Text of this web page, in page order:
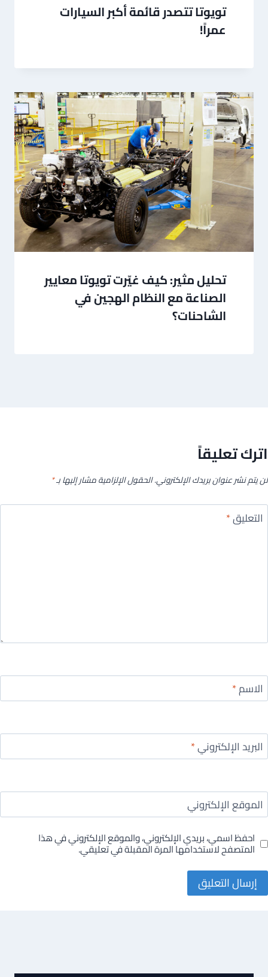
تويوتا تتصدر قائمة أكبر السيارات
عمراً!
تحليل مثير: كيف غيّرت تويوتا معايير
الصناعة مع النظام الهجين في
الشاحنات؟
اترك تعليقاً
لن يتم نشر عنوان بريدك الإلكتروني.الحقول الإلزامية مشار إليها بـ*
التعليق*
الاسم*
البريد الإلكتروني*
الموقع الإلكتروني
احفظ اسمي، بريدي الإلكتروني، والموقع الإلكتروني في هذا
المتصفح لاستخدامها المرة المقبلة في تعليقي.